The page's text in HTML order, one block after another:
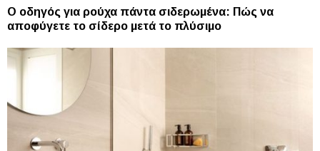
Ο οδηγός για ρούχα πάντα σιδερωμένα: Πώς να
αποφύγετε το σίδερο μετά το πλύσιμο